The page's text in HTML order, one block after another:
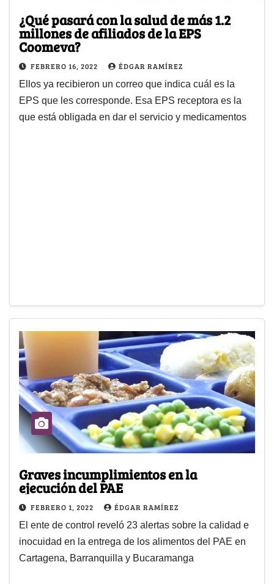
¿Qué pasará con la salud de más 1.2
millones de afiliados de la EPS
Coomeva?
FEBRERO 16, 2022 ÉDGAR RAMÍREZ
Ellos ya recibieron un correo que indica cuál es la
EPS que les corresponde. Esa EPS receptora es la
que está obligada en dar el servicio y medicamentos
Graves incumplimientos en la
ejecución del PAE
FEBRERO 1, 2022 ÉDGAR RAMÍREZ
El ente de control reveló 23 alertas sobre la calidad e
inocuidad en la entrega de los alimentos del PAE en
Cartagena, Barranquilla y Bucaramanga